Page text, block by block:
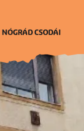
NÓGRÁD CSODÁI